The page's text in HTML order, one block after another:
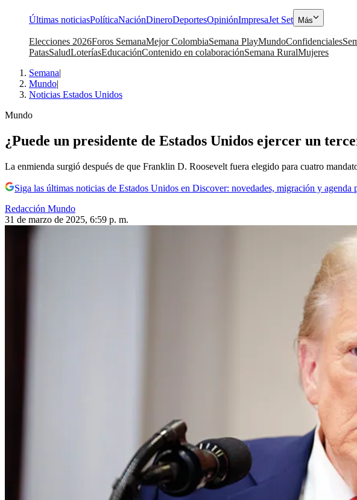
Últimas noticiasPolíticaNaciónDineroDeportesOpiniónImpresaJet Set Más
Elecciones 2026Foros SemanaMejor ColombiaSemana PlayMundoConfidenciales
PatasSaludLoteríasEducaciónContenido en colaboraciónSemana RuralMujeres
Semana|
Mundo|
Noticias Estados Unidos
Mundo
¿Puede un presidente de Estados Unidos ejercer un
La enmienda surgió después de que Franklin D. Roosevelt fuera elegido para cuatro
Siga las últimas noticias de Estados Unidos en Discover: novedades, migración y agenda
Redacción Mundo
31 de marzo de 2025, 6:59 p. m.